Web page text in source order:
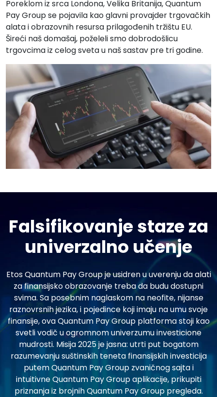
Poreklom iz srca Londona, Velika Britanija, Quantum
Pay Group se pojavila kao glavni provajder trgovačkih
alata i obrazovnih resursa prilagođenih tržištu EU.
Šireći naš domašaj, poželeli smo dobrodošlicu
trgovcima iz celog sveta u naš sastav pre tri godine.
Falsifikovanje staze za
univerzalno učenje
Etos Quantum Pay Group je usidren u uverenju da alati
za finansijsko obrazovanje treba da budu dostupni
svima. Sa posebnim naglaskom na neofite, nijanse
raznovrsnih jezika, i pojedince koji imaju na umu svoje
finansije, ova Quantum Pay Group platforma stoji kao
svetli vodič u ogromnom univerzumu investicione
mudrosti. Misija 2025 je jasna: utrti put bogatom
razumevanju suštinskih teneta finansijskih investicija
putem Quantum Pay Group zvaničnog sajta i
intuitivne Quantum Pay Group aplikacije, prikupiti
priznanja iz brojnih Quantum Pay Group pregleda.